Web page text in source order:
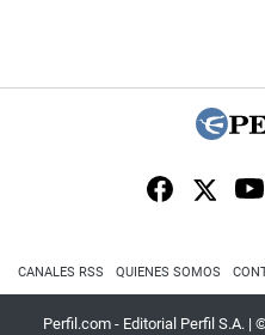
CANALES RSS QUIENES SOMOS
Perfil.com - Editorial Perfil S.A. |